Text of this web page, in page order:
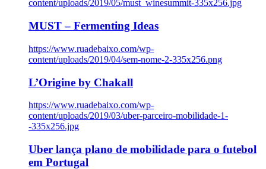
content/uploads/2019/05/must_winesummit-335x256.jpg
MUST – Fermenting Ideas
https://www.ruadebaixo.com/wp-
content/uploads/2019/04/sem-nome-2-335x256.png
L’Origine by Chakall
https://www.ruadebaixo.com/wp-
content/uploads/2019/03/uber-parceiro-mobilidade-1-
-335x256.jpg
Uber lança plano de mobilidade para o futebol
em Portugal